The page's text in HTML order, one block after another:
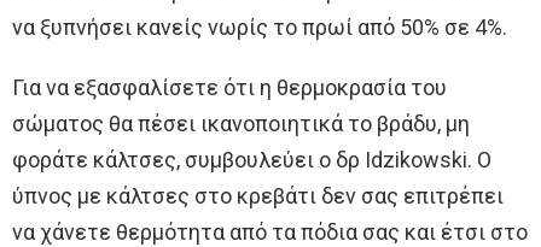
να ξυπνήσει κανείς νωρίς το πρωί από 50% σε 4%.
Για να εξασφαλίσετε ότι η θερμοκρασία του
σώματος θα πέσει ικανοποιητικά το βράδυ, μη
φοράτε κάλτσες, συμβουλεύει ο δρ Idzikowski. Ο
ύπνος με κάλτσες στο κρεβάτι δεν σας επιτρέπει
να χάνετε θερμότητα από τα πόδια σας και έτσι στο